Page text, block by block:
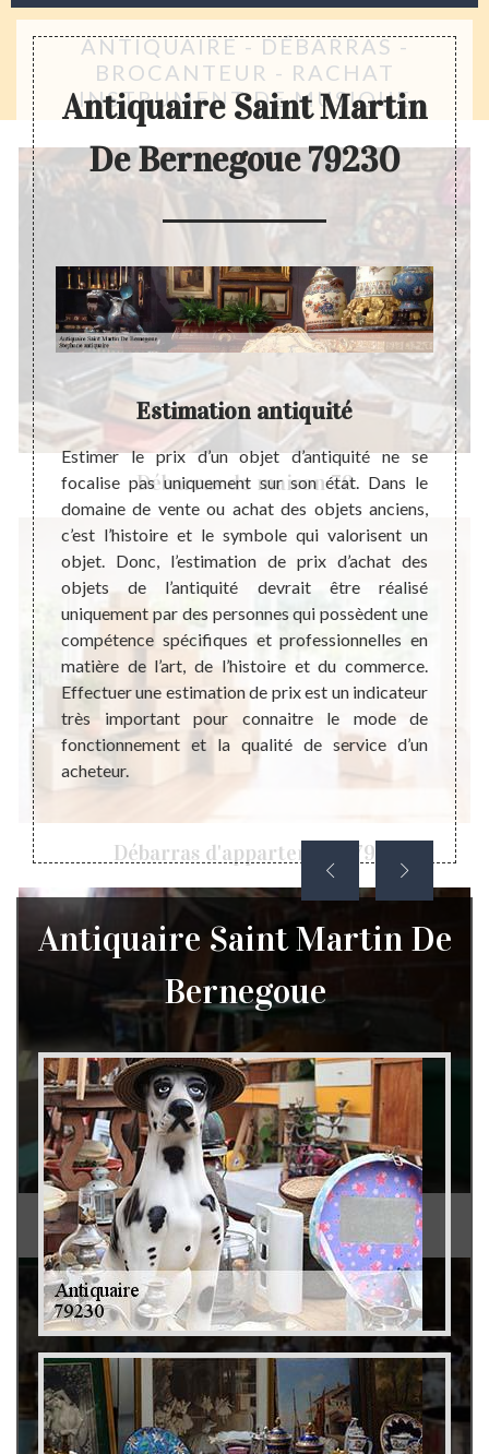
ANTIQUAIRE - DÉBARRAS -
BROCANTEUR - RACHAT
INSTRUMENT DE MUSIQUE
Débarras de maison 79
Débarras d'appartement 79
Débarras de grenier et cave 79
Antiquaire Saint Martin
De Bernegoue 79230
il est
de
juste
nous
une
bon
une
une
de
Estimation antiquité
Estimer le prix d’un objet d’antiquité ne se
focalise pas uniquement sur son état. Dans le
domaine de vente ou achat des objets anciens,
c’est l’histoire et le symbole qui valorisent un
objet. Donc, l’estimation de prix d’achat des
objets de l’antiquité devrait être réalisé
uniquement par des personnes qui possèdent une
compétence spécifiques et professionnelles en
matière de l’art, de l’histoire et du commerce.
Effectuer une estimation de prix est un indicateur
très important pour connaitre le mode de
fonctionnement et la qualité de service d’un
acheteur.
A nos
un
droit
lui
Antiquaire Saint Martin De
Bernegoue